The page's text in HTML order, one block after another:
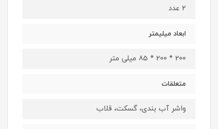
2 عدد
ابعاد میلیمتر
200 * 200 * 85 میلی متر
متعلقات
واشر آب بندی، گسکت، قلاب